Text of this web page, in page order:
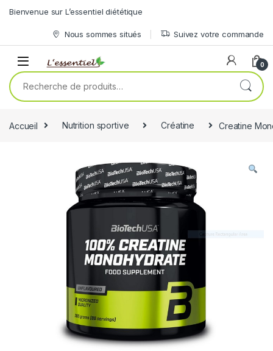
Skip to navigation
Bienvenue sur L’essentiel diététique
Nous sommes situés Suivez votre commande
0
Recherche pour :
Accueil Nutrition sportive Créatine Creatine